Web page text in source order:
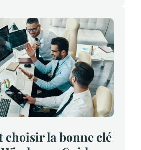
choisir la bonne clé